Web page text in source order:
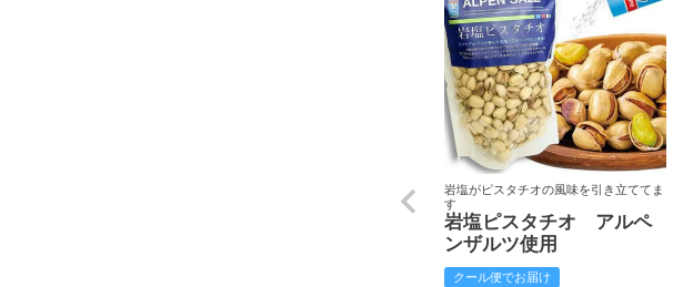
岩塩がピスタチオの風味を引き立ててま
す
岩塩ピスタチオ アルペ
ンザルツ使用
クール便でお届け